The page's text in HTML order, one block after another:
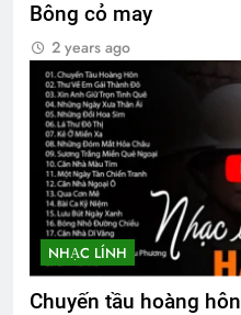
Bông cỏ may
2 years ago
NHẠC LÍNH
Chuyến tầu hoàng hôn